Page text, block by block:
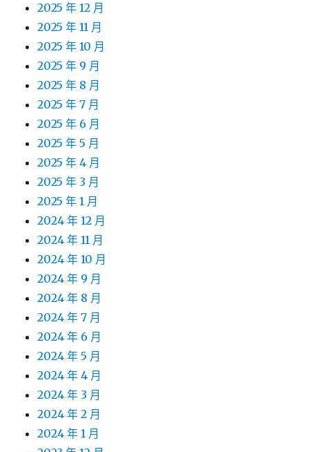
2025 年 12 月
2025 年 11 月
2025 年 10 月
2025 年 9 月
2025 年 8 月
2025 年 7 月
2025 年 6 月
2025 年 5 月
2025 年 4 月
2025 年 3 月
2025 年 1 月
2024 年 12 月
2024 年 11 月
2024 年 10 月
2024 年 9 月
2024 年 8 月
2024 年 7 月
2024 年 6 月
2024 年 5 月
2024 年 4 月
2024 年 3 月
2024 年 2 月
2024 年 1 月